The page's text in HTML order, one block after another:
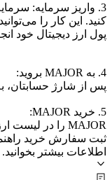
کنید. این کار را
پول ارز دیجیتال خود
4. به MAJOR بروید:
پس از شارژ حسابتان،
5. خرید MAJOR:
MAJOR را در لیست ارزهای دیجیتال موجود پیدا کنید.
ثبت سفارش خرید
اطلاعات بیشتر بخوانید.